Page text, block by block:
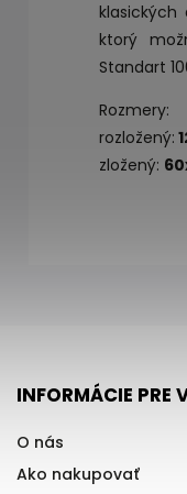
klasických
ktorý
Standart
Rozmery:
rozložený:
zložený:
INFORMÁCIE PRE
O nás
Ako nakupovať